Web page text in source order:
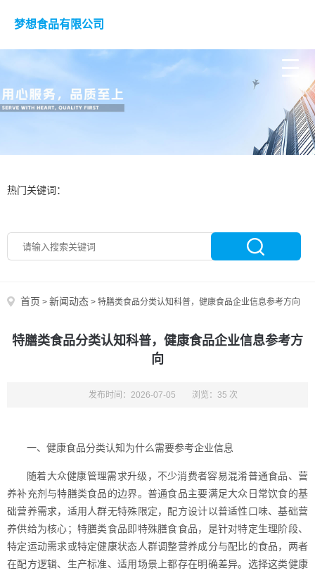
梦想食品有限公司
热门关键词：
首页 > 新闻动态 > 特膳类食品分类认知科普，健康食品企业信息参考方向
特膳类食品分类认知科普，健康食品企业信息参考方
向
发布时间：2026-07-05 浏览：35 次
一、健康食品分类认知为什么需要参考企业信息
随着大众健康管理需求升级，不少消费者容易混淆普通食品、营
养补充剂与特膳类食品的边界。普通食品主要满足大众日常饮食的基
础营养需求，适用人群无特殊限定，配方设计以普适性口味、基础营
养供给为核心；特膳类食品即特殊膳食食品，是针对特定生理阶段、
特定运动需求或特定健康状态人群调整营养成分与配比的食品，两者
在配方逻辑、生产标准、适用场景上都存在明确差异。选择这类健康